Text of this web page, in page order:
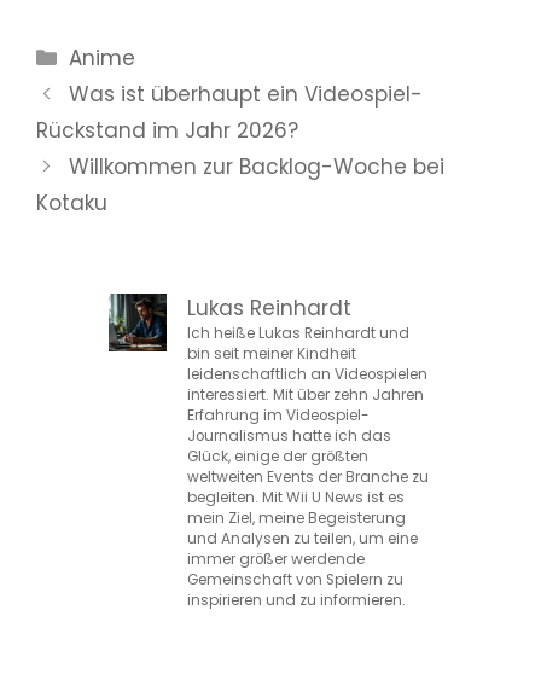
Kategorien
Anime
Was ist überhaupt ein Videospiel-
Rückstand im Jahr 2026?
Willkommen zur Backlog-Woche bei
Kotaku
Lukas Reinhardt
Ich heiße Lukas Reinhardt und
bin seit meiner Kindheit
leidenschaftlich an Videospielen
interessiert. Mit über zehn Jahren
Erfahrung im Videospiel-
Journalismus hatte ich das
Glück, einige der größten
weltweiten Events der Branche zu
begleiten. Mit Wii U News ist es
mein Ziel, meine Begeisterung
und Analysen zu teilen, um eine
immer größer werdende
Gemeinschaft von Spielern zu
inspirieren und zu informieren.